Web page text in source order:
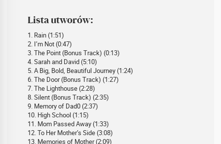
Lista utworów:
1. Rain (1:51)
2. I’m Not (0:47)
3. The Point (Bonus Track) (0:13)
4. Sarah and David (5:10)
5. A Big, Bold, Beautiful Journey (1:24)
6. The Door (Bonus Track) (1:27)
7. The Lighthouse (2:28)
8. Silent (Bonus Track) (2:35)
9. Memory of Dad0 (2:37)
10. High School (1:15)
11. Mom Passed Away (1:33)
12. To Her Mother’s Side (3:08)
13. Memories of Mother (2:09)